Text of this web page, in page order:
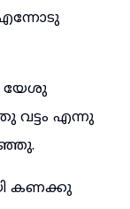
യേശു
വട്ടം എന്നു
കണക്കു